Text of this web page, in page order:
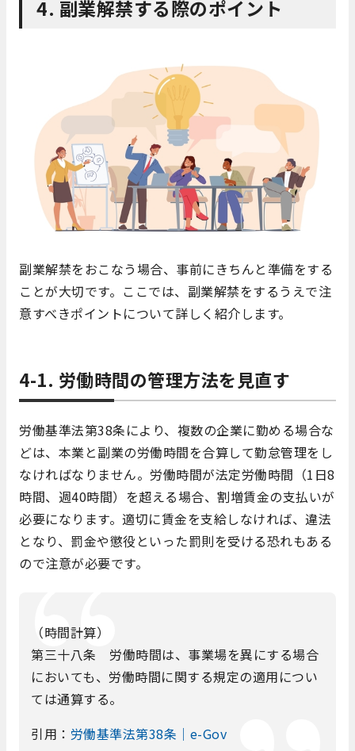
4. 副業解禁する際のポイント
副業解禁をおこなう場合、事前にきちんと準備をする
ことが大切です。ここでは、副業解禁をするうえで注
意すべきポイントについて詳しく紹介します。
4-1. 労働時間の管理方法を見直す
労働基準法第38条により、複数の企業に勤める場合な
どは、本業と副業の労働時間を合算して勤怠管理をし
なければなりません。労働時間が法定労働時間（1日8
時間、週40時間）を超える場合、割増賃金の支払いが
必要になります。適切に賃金を支給しなければ、違法
となり、罰金や懲役といった罰則を受ける恐れもある
ので注意が必要です。
（時間計算）
第三十八条 労働時間は、事業場を異にする場合
においても、労働時間に関する規定の適用につい
ては通算する。
引用： 労働基準法第38条｜e-Gov